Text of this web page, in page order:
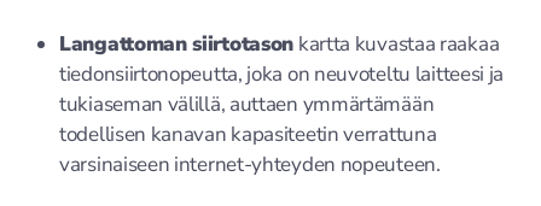
Langattoman siirtotason kartta kuvastaa raakaa
tiedonsiirtonopeutta, joka on neuvoteltu laitteesi ja
tukiaseman välillä, auttaen ymmärtämään
todellisen kanavan kapasiteetin verrattuna
varsinaiseen internet-yhteyden nopeuteen.